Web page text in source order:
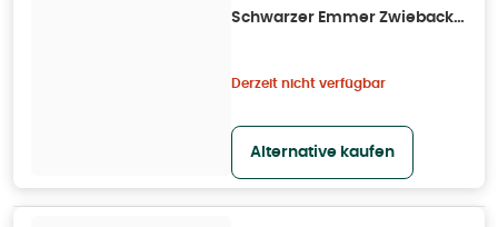
Schwarzer Emmer Zwieback
Derzeit nicht verfügbar
Alternative kaufen